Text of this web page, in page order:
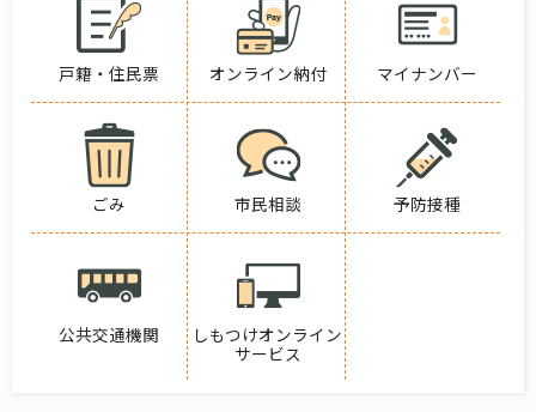
戸籍・住民票 オンライン納付 マイナンバー
ごみ 市民相談 予防接種
公共交通機関
しもつけオンライン
サービス